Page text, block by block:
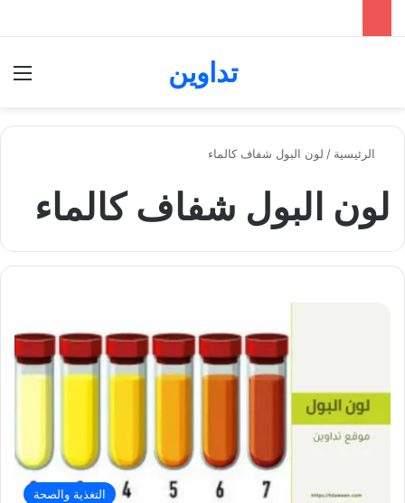
تداوين
الرئيسية / لون البول شفاف كالماء
لون البول شفاف كالماء
التغذية والصحة